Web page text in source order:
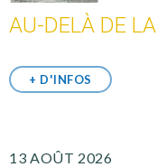
AU-DELÀ DE
+ D'INFOS
13 AOÛT 2026